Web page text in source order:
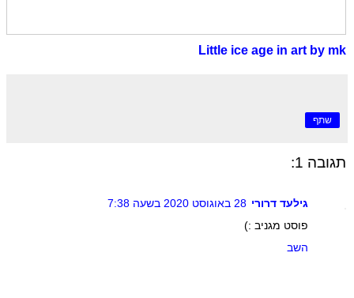
Little ice age in art by mk
שתף
תגובה 1:
גילעד דרורי 28 באוגוסט 2020 בשעה 7:38
פוסט מגניב :)
השב